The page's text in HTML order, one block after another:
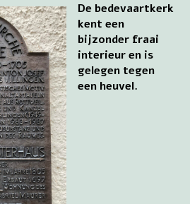
De bedevaartkerk
kent een
bijzonder fraai
interieur en is
gelegen tegen
een heuvel.